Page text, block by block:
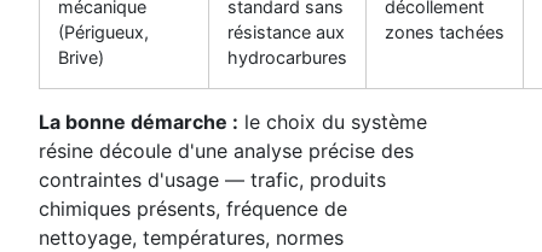
mécanique
(Périgueux,
Brive)
standard sans
résistance aux
hydrocarbures
décollement
zones tachées
La bonne démarche : le choix du système
résine découle d'une analyse précise des
contraintes d'usage — trafic, produits
chimiques présents, fréquence de
nettoyage, températures, normes